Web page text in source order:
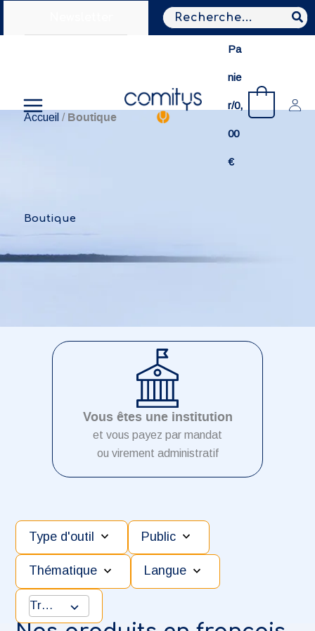
contenu
Search
for:
Pa
nie
r/0,
00
€
Accueil / Boutique
Boutique
Vous êtes une institution
et vous payez par mandat
ou virement administratif
Type d'outil Public
Thématique Langue
Trier
results